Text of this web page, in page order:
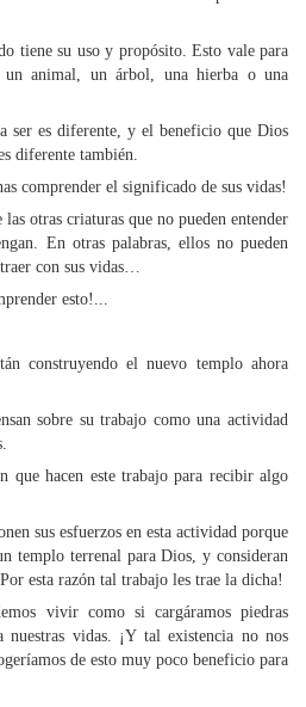
tiene su uso y propósito. Esto vale para
animal, un árbol, una hierba o una
ser es diferente, y el beneficio que Dios
diferente también.
comprender el significado de sus vidas!
las otras criaturas que no pueden entender
En otras palabras, ellos no pueden
con sus vidas…
esto!...
construyendo el nuevo templo ahora
sobre su trabajo como una actividad
que hacen este trabajo para recibir algo
sus esfuerzos en esta actividad porque
templo terrenal para Dios, y consideran
esta razón tal trabajo les trae la dicha!
vivir como si cargáramos piedras
nuestras vidas. ¡Y tal existencia no nos
de esto muy poco beneficio para